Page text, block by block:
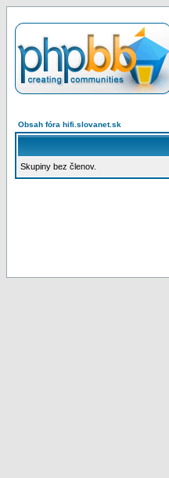
Obsah fóra hifi.slovanet.sk
Skupiny bez členov.